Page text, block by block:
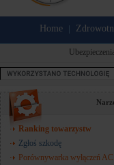
Home
Ranking towarzystw
Zgłoś szkodę
Porównywarka wyłączeń AC